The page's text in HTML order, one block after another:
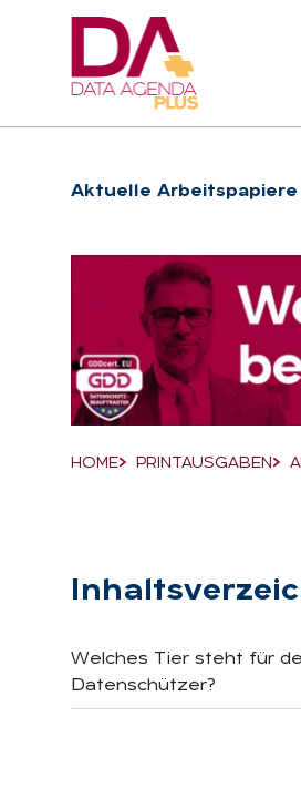
Hauptnavigation
Ak­tu­el­le Ar­beits­pa­pie­re
Breadcrumb-Navigation
HOME PRINTAUSGABEN
Welches Tier steht für
Datenschützer?